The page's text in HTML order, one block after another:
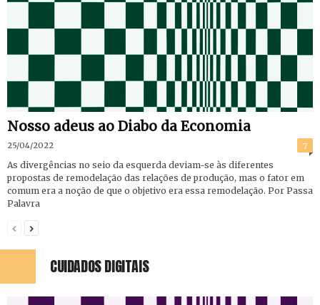
Nosso adeus ao Diabo da Economia
25/04/2022 7
As divergências no seio da esquerda deviam-se às diferentes
propostas de remodelação das relações de produção, mas o fator em
comum era a noção de que o objetivo era essa remodelação. Por Passa
Palavra
CUIDADOS DIGITAIS